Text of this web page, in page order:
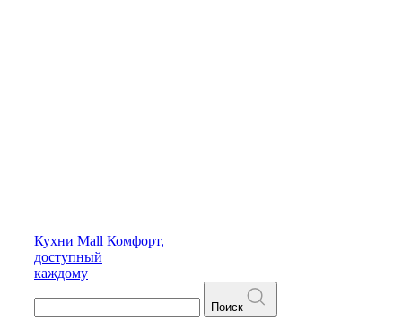
Кухни Mall Комфорт,
доступный
каждому
Поиск